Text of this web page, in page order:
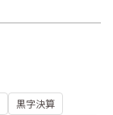
黒字決算